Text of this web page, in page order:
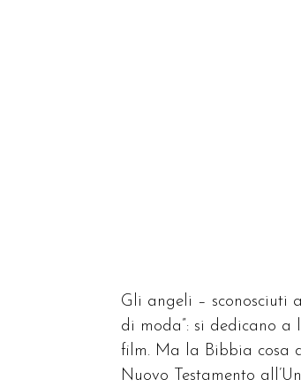
Gli angeli – sconosciuti
di moda”: si dedicano a
film. Ma la Bibbia cosa
Nuovo Testamento